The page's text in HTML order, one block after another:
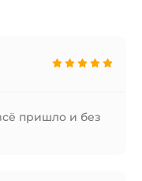
пришло и без